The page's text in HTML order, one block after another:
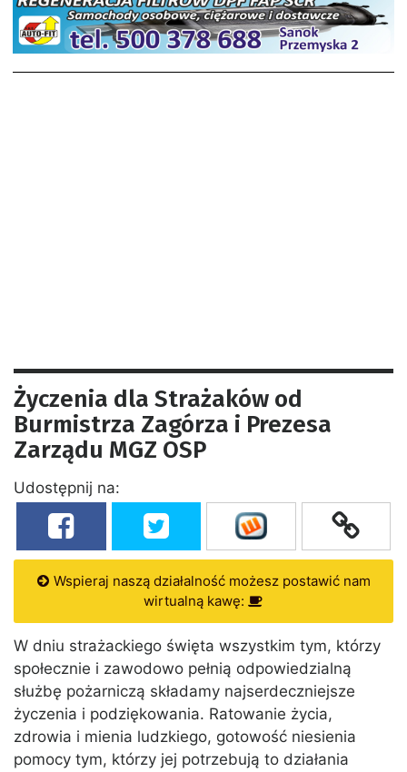
Życzenia dla Strażaków od
Burmistrza Zagórza i Prezesa
Zarządu MGZ OSP
Udostępnij na:
Wspieraj naszą działalność możesz postawić nam
wirtualną kawę:
W dniu strażackiego święta wszystkim tym, którzy
społecznie i zawodowo pełnią odpowiedzialną
służbę pożarniczą składamy najserdeczniejsze
życzenia i podziękowania. Ratowanie życia,
zdrowia i mienia ludzkiego, gotowość niesienia
pomocy tym, którzy jej potrzebują to działania